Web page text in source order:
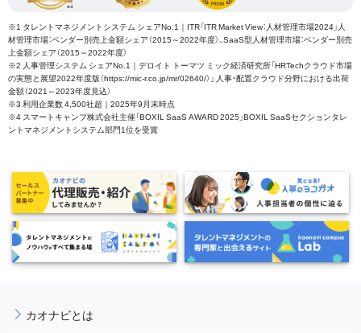
※1 タレントマネジメントシステム シェアNo.1｜ITR「ITR Market View：人材管理市場2024」人
材管理市場：ベンダー別売上金額シェア（2015～2022年度）、SaaS型人材管理市場：ベンダー別売
上金額シェア（2015～2022年度）
※2 人事管理システム シェアNo.1｜デロイト トーマツ ミック経済研究所「HRTechクラウド市場
の実態と展望2022年度版（https://mic-r.co.jp/mr/02640/）」 人事・配置クラウド分野における出荷
金額（2021～2023年度見込）
※3 利用企業数 4,500社超｜2025年9月末時点
※4 スマートキャンプ株式会社主催「BOXIL SaaS AWARD 2025」BOXIL SaaSセクションタレ
ントマネジメントシステム部門1位を受賞
カオナビとは